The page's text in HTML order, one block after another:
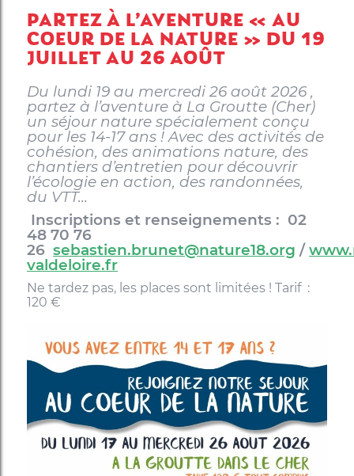
PARTEZ À L’AVENTURE « AU
COEUR DE LA NATURE » DU 19
JUILLET AU 26 AOÛT
Du lundi 19 au mercredi 26 août 2026 ,
partez à l’aventure à La Groutte (Cher)
un séjour nature spécialement conçu
pour les 14-17 ans ! Avec des activités de
cohésion, des animations nature, des
chantiers d’entretien pour découvrir
l’écologie en action, des randonnées,
du VTT…
Inscriptions et renseignements : 02
48 70 76
26 sebastien.brunet@nature18.org /
valdeloire.fr
Ne tardez pas, les places sont limitées ! Tarif :
120 €